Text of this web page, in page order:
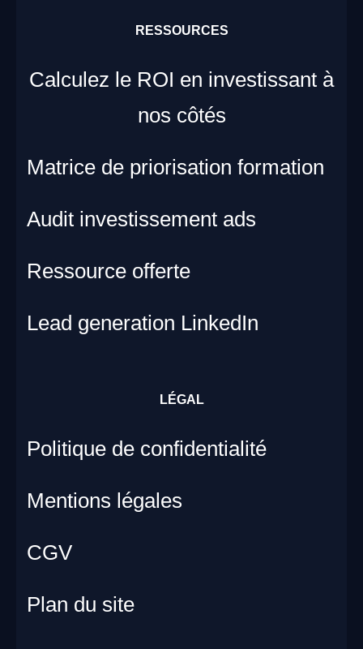
RESSOURCES
Calculez le ROI en investissant à
nos côtés
Matrice de priorisation formation
Audit investissement ads
Ressource offerte
Lead generation LinkedIn
LÉGAL
Politique de confidentialité
Mentions légales
CGV
Plan du site